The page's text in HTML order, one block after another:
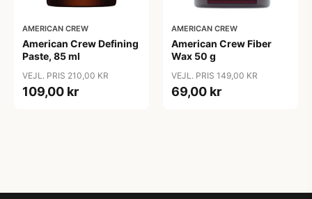
AMERICAN CREW
American Crew Defining
Paste, 85 ml
VEJL. PRIS 210,00 KR
109,00 kr
AMERICAN CREW
American Crew Fiber
Wax 50 g
VEJL. PRIS 149,00 KR
69,00 kr